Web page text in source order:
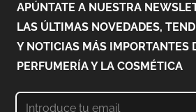
APÚNTATE A NUESTRA
LAS ÚLTIMAS NOVEDADES,
Y NOTICIAS MÁS IMPORTANTES
PERFUMERÍA Y LA COSMÉTICA